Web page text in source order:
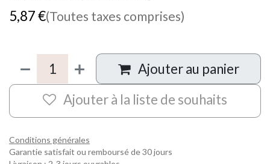
5,87€(Toutes taxes comprises)
Ajouter au panier
Ajouter à la liste de souhaits
Conditions générales
Garantie satisfait ou remboursé de 30 jours